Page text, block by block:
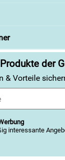
der-
Der-
(313)
der
& Vorteile
interessante
Zwecken